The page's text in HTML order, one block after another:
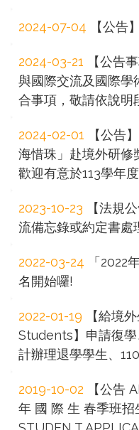
2024-07-04 【公告
2024-03-21 【公告
與國際交流及國際學
合事項，敬請依說明
2024-02-01 【公告
海惜珠」赴境外研
歡迎有意於113學年
2023-10-23 【法規
流備忘錄或約定書處
2022-03-24 「2022
名開始囉!
2022-01-19 【給境
Students】申請復
計辦理退學學生、
2019-10-02 【公告
年 國 際 生 春季班